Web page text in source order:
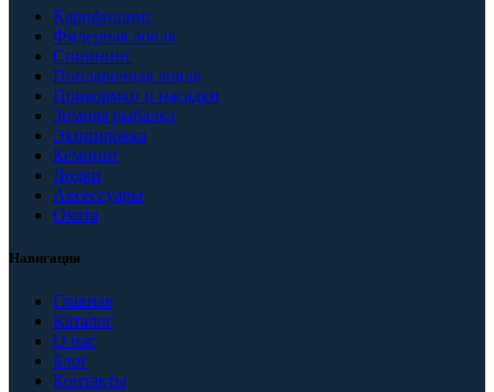
Карпфишинг
Фидерная ловля
Спиннинг
Поплавочная ловля
Прикормки и насадки
Зимняя рыбалка
Экипировка
Кемпинг
Лодки
Аксессуары
Охота
Навигация
Главная
Каталог
О нас
Блог
Контакты